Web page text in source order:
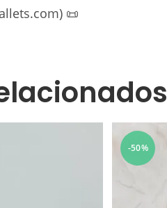
📜
-50%